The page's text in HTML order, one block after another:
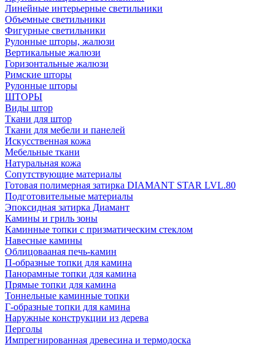
Линейные интерьерные светильники
Объемные светильники
Фигурные светильники
Рулонные шторы, жалюзи
Вертикальные жалюзи
Горизонтальные жалюзи
Римские шторы
Рулонные шторы
ШТОРЫ
Виды штор
Ткани для штор
Ткани для мебели и панелей
Искусственная кожа
Мебельные ткани
Натуральная кожа
Сопутствующие материалы
Готовая полимерная затирка DIAMANT STAR LVL.80
Подготовительные материалы
Эпоксидная затирка Диамант
Камины и гриль зоны
Каминные топки с призматическим стеклом
Навесные камины
Облицовааная печь-камин
П-образные топки для камина
Панорамные топки для камина
Прямые топки для камина
Тоннельные каминные топки
Г-образные топки для камина
Наружные конструкции из дерева
Перголы
Импрегнированная древесина и термодоска